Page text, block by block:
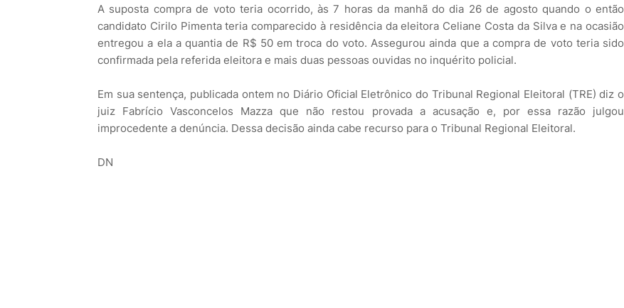
A suposta compra de voto teria ocorrido, às 7 horas da manhã do dia 26 de agosto quando o então
candidato Cirilo Pimenta teria comparecido à residência da eleitora Celiane Costa da Silva e na ocasião
entregou a ela a quantia de R$ 50 em troca do voto. Assegurou ainda que a compra de voto teria sido
confirmada pela referida eleitora e mais duas pessoas ouvidas no inquérito policial.
Em sua sentença, publicada ontem no Diário Oficial Eletrônico do Tribunal Regional Eleitoral (TRE) diz o
juiz Fabrício Vasconcelos Mazza que não restou provada a acusação e, por essa razão julgou
improcedente a denúncia. Dessa decisão ainda cabe recurso para o Tribunal Regional Eleitoral.
DN